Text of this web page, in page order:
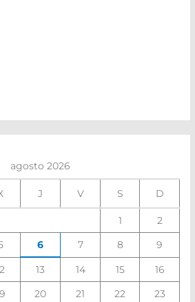
agosto 2026
J V S D
1 2
6 7 8 9
13 14 15 16
20 21 22 23